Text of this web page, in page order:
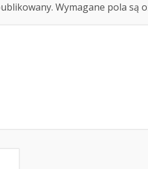
Wymagane pola są